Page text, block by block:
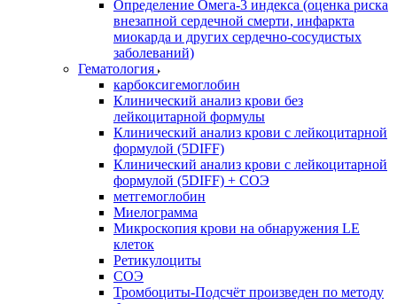
Определение Омега-3 индекса (оценка риска
внезапной сердечной смерти, инфаркта
миокарда и других сердечно-сосудистых
заболеваний)
Гематология
карбоксигемоглобин
Клинический анализ крови без
лейкоцитарной формулы
Клинический анализ крови с лейкоцитарной
формулой (5DIFF)
Клинический анализ крови с лейкоцитарной
формулой (5DIFF) + СОЭ
метгемоглобин
Миелограмма
Микроскопия крови на обнаружения LE
клеток
Ретикулоциты
СОЭ
Тромбоциты-Подсчёт произведен по методу